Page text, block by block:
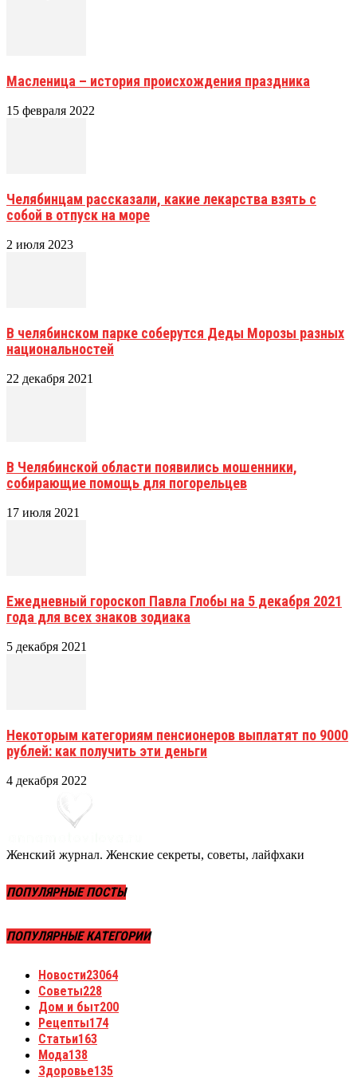
Масленица – история происхождения праздника
15 февраля 2022
Челябинцам рассказали, какие лекарства взять с
собой в отпуск на море
2 июля 2023
В челябинском парке соберутся Деды Морозы разных
национальностей
22 декабря 2021
В Челябинской области появились мошенники,
собирающие помощь для погорельцев
17 июля 2021
Ежедневный гороскоп Павла Глобы на 5 декабря 2021
года для всех знаков зодиака
5 декабря 2021
Некоторым категориям пенсионеров выплатят по 9000
рублей: как получить эти деньги
4 декабря 2022
Женский журнал. Женские секреты, советы, лайфхаки
ПОПУЛЯРНЫЕ ПОСТЫ
ПОПУЛЯРНЫЕ КАТЕГОРИИ
Новости23064
Советы228
Дом и быт200
Рецепты174
Статьи163
Мода138
Здоровье135